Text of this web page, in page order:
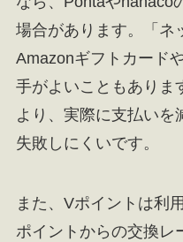
場合があります。「ネ
Amazonギフトカード
手がよいこともありま
より、実際に支払いを
失敗しにくいです。
また、Vポイントは利
ポイントからの交換レ